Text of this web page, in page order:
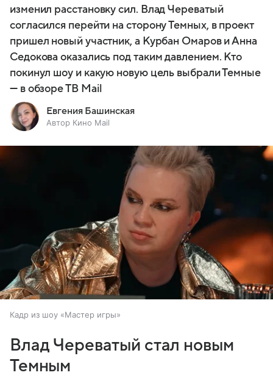
изменил расстановку сил. Влад Череватый
согласился перейти на сторону Темных, в проект
пришел новый участник, а Курбан Омаров и Анна
Седокова оказались под таким давлением. Кто
покинул шоу и какую новую цель выбрали Темные
— в обзоре ТВ Mail
Евгения Башинская
Автор Кино Mail
Кадр из шоу «Мастер игры»
Влад Череватый стал новым
Темным